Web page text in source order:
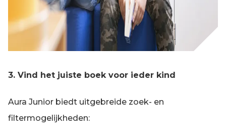
3. Vind het juiste boek voor ieder kind
Aura Junior biedt uitgebreide zoek- en
filtermogelijkheden: